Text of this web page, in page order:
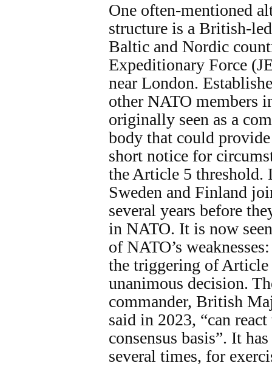
One often-mentioned
structure is a British-
Baltic and Nordic
Expeditionary Force
near London.
other NATO members
originally seen as a
body that could
short notice for
the Article 5 threshold.
Sweden and Finland
several years before
in NATO. It is now
of NATO’s
the triggering of Article
unanimous decision.
commander, British
said in 2023, “can
consensus basis”. It
several times, for